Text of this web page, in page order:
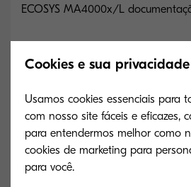
ECOSYS MA4000x/L
ECOSYS MA4000x/L software
Especificações
Cookies e sua privacidade
Usamos cookies essenciais para
com nosso site fáceis e eficazes,
para entendermos melhor como
cookies de marketing para
para você.